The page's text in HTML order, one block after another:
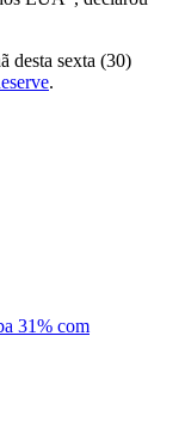
desta sexta (30)
.
31% com